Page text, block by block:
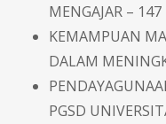
MENGAJAR – 147
KEMAMPUAN
DALAM
PGSD